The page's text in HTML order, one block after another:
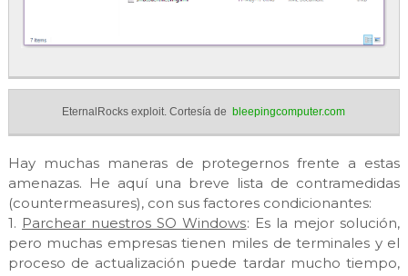
EternalRocks exploit. Cortesía de bleepingcomputer.com
Hay muchas maneras de protegernos frente a estas
amenazas. He aquí una breve lista de contramedidas
(countermeasures), con sus factores condicionantes:
1. Parchear nuestros SO Windows: Es la mejor solución,
pero muchas empresas tienen miles de terminales y el
proceso de actualización puede tardar mucho tiempo,